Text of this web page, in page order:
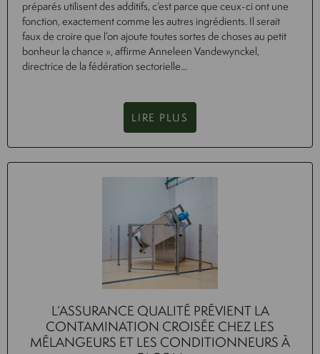
préparés utilisent des additifs, c’est parce que ceux-ci ont une
fonction, exactement comme les autres ingrédients. Il serait
faux de croire que l’on ajoute toutes sortes de choses au petit
bonheur la chance », affirme Anneleen Vandewynckel,
directrice de la fédération sectorielle...
LIRE PLUS
L’ASSURANCE QUALITÉ PRÉVIENT LA
CONTAMINATION CROISÉE CHEZ LES
MÉLANGEURS ET LES CONDITIONNEURS À